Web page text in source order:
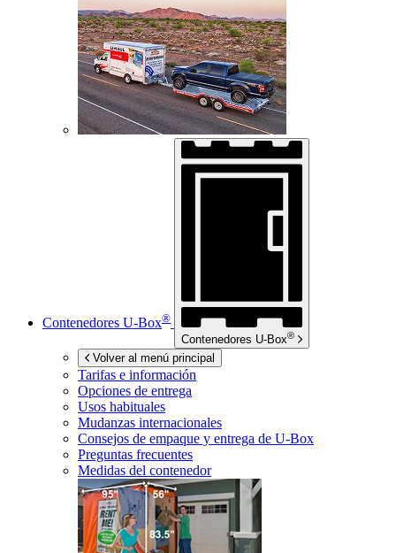
Contenedores U-Box®
Contenedores U-Box®
Volver al menú principal
Tarifas e información
Opciones de entrega
Usos habituales
Mudanzas internacionales
Consejos de empaque y entrega de U-Box
Preguntas frecuentes
Medidas del contenedor